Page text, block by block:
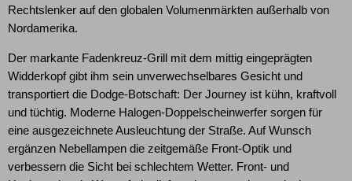
Rechtslenker auf den globalen Volumenmärkten außerhalb von
Nordamerika.
Der markante Fadenkreuz-Grill mit dem mittig eingeprägten
Widderkopf gibt ihm sein unverwechselbares Gesicht und
transportiert die Dodge-Botschaft: Der Journey ist kühn, kraftvoll
und tüchtig. Moderne Halogen-Doppelscheinwerfer sorgen für
eine ausgezeichnete Ausleuchtung der Straße. Auf Wunsch
ergänzen Nebellampen die zeitgemäße Front-Optik und
verbessern die Sicht bei schlechtem Wetter. Front- und